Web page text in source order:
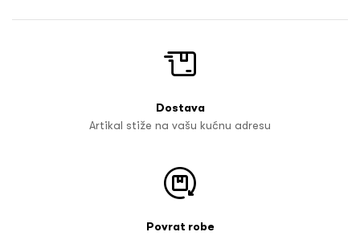
Dostava
Artikal stiže na vašu kućnu adresu
Povrat robe